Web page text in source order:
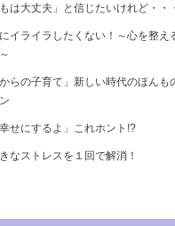
もは大丈夫」と信じたいけれど・・・
イライラしたくない！～心を整え
からの子育て」新しい時代のほんも
幸せにするよ」これホント!?
なストレスを１回で解消！